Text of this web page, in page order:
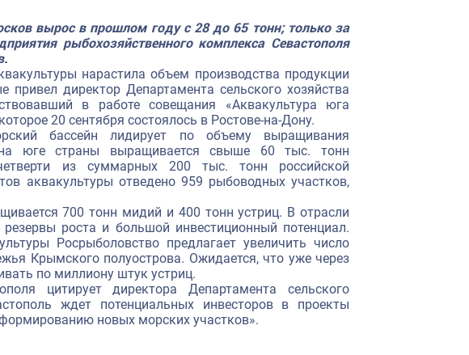
вырос в прошлом году с 28 до 65 тонн; только за
рыбохозяйственного комплекса Севастополя
нарастила объем производства продукции
директор Департамента сельского хозяйства
в работе совещания «Аквакультура юга
20 сентября состоялось в Ростове-на-Дону.
бассейн лидирует по объему выращивания
юге страны выращивается свыше 60 тыс. тонн
из суммарных 200 тыс. тонн российской
аквакультуры отведено 959 рыбоводных участков,
700 тонн мидий и 400 тонн устриц. В отрасли
роста и большой инвестиционный потенциал.
Росрыболовство предлагает увеличить число
Крымского полуострова. Ожидается, что уже через
по миллиону штук устриц.
цитирует директора Департамента сельского
ждет потенциальных инвесторов в проекты
новых морских участков».